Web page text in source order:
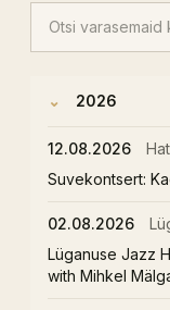
2026
12.08.2026
Suvekontsert:
02.08.2026
Lüganuse Jazz
with Mihkel